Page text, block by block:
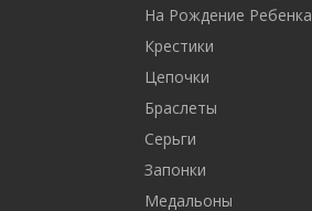
На Рождение Ребенка
Крестики
Цепочки
Браслеты
Серьги
Запонки
Медальоны